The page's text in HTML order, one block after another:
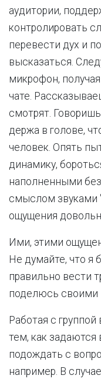
аудитории,
контролировать
перевести дух и
высказаться.
микрофон,
чате.
смотрят.
держа в голове,
человек. Опять
динамику,
наполненными
смыслом звуками
ощущения
Ими, этими
Не думайте, что я
правильно вести
поделюсь
Работая с группой
тем, как задаются
подождать с
например. В